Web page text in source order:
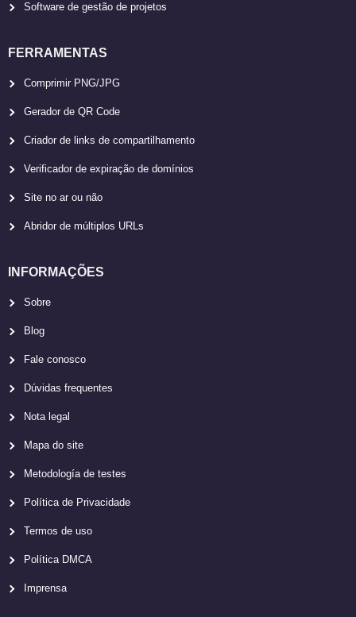
Software de gestão de projetos
FERRAMENTAS
Comprimir PNG/JPG
Gerador de QR Code
Criador de links de compartilhamento
Verificador de expiração de domínios
Site no ar ou não
Abridor de múltiplos URLs
INFORMAÇÕES
Sobre
Blog
Fale conosco
Dúvidas frequentes
Nota legal
Mapa do site
Metodología de testes
Política de Privacidade
Termos de uso
Política DMCA
Imprensa